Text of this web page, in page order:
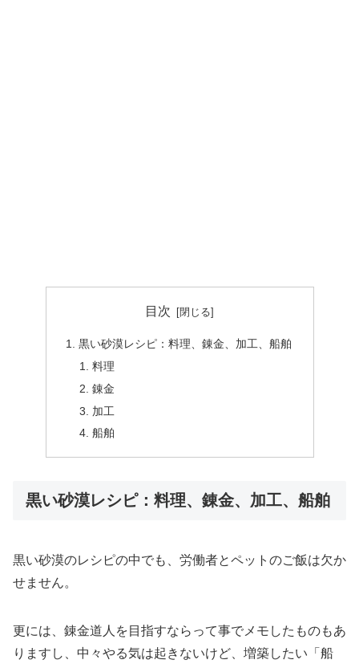
目次
黒い砂漠レシピ：料理、錬金、加工、船舶
料理
錬金
加工
船舶
黒い砂漠レシピ：料理、錬金、加工、船舶
黒い砂漠のレシピの中でも、労働者とペットのご飯は欠か
せません。
更には、錬金道人を目指すならって事でメモしたものもあ
りますし、中々やる気は起きないけど、増築したい「船